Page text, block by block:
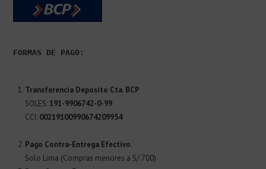
FORMAS DE PAGO:
Transferencia Deposito Cta. BCP
SOLES: 191-9906742-0-99
CCI: 00219100990674209954
Pago Contra-Entrega Efectivo.
Solo Lima (Compras menores a S/.700)